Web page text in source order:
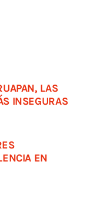
LAS
INSEGURAS
EN